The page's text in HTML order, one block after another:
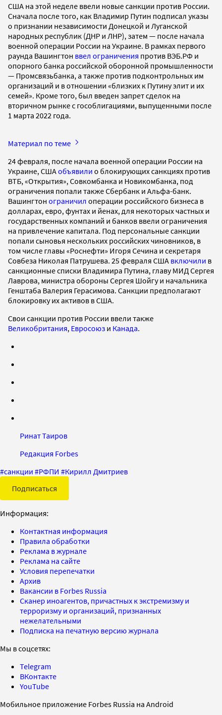
США на этой неделе ввели новые санкции против России.
Сначала после того, как Владимир Путин подписал указы
о признании независимости Донецкой и Луганской
народных республик (ДНР и ЛНР), затем — после начала
военной операции России на Украине. В рамках первого
раунда Вашингтон ввел ограничения против ВЭБ.РФ и
опорного банка российской оборонной промышленности
— Промсвязьбанка, а также против подконтрольных им
организаций и в отношении «близких к Путину элит и их
семей». Кроме того, был введен запрет сделок на
вторичном рынке с гособлигациями, выпущенными после
1 марта 2022 года.
Материал по теме
24 февраля, после начала военной операции России на
Украине, СШАобъявили о блокирующих санкциях против
ВТБ, «Открытия», Совкомбанка и Новикомбанка, под
ограничения попали также Сбербанк и Альфа-банк.
Вашингтон ограничил операции российского бизнеса в
долларах, евро, фунтах и йенах, для некоторых частных и
государственных компаний и банков ввели ограничения
на привлечение капитала. Под персональные санкции
попали сыновья нескольких российских чиновников, в
том числе главы «Роснефти» Игоря Сечина и секретаря
Совбеза Николая Патрушева. 25 февраля США включили в
санкционные списки Владимира Путина, главу МИД Сергея
Лаврова, министра обороны Сергея Шойгу и начальника
Генштаба Валерия Герасимова. Санкции предполагают
блокировку их активов в США.
Свои санкции против России ввели также
Великобритания, Евросоюз и Канада.
Ринат Таиров
Редакция Forbes
#санкции #РФПИ #Кирилл Дмитриев
Подписаться
Информация:
Контактная информация
Правила обработки
Реклама в журнале
Реклама на сайте
Условия перепечатки
Архив
Вакансии в Forbes Russia
Сканер иноагентов, причастных к экстремизму и
терроризму и организаций, признанных
нежелательными
Подписка на печатную версию журнала
Мы в соцсетях:
Telegram
ВКонтакте
YouTube
Мобильное приложение Forbes Russia на Android